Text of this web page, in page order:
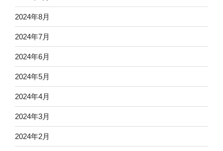
2024年8月
2024年7月
2024年6月
2024年5月
2024年4月
2024年3月
2024年2月